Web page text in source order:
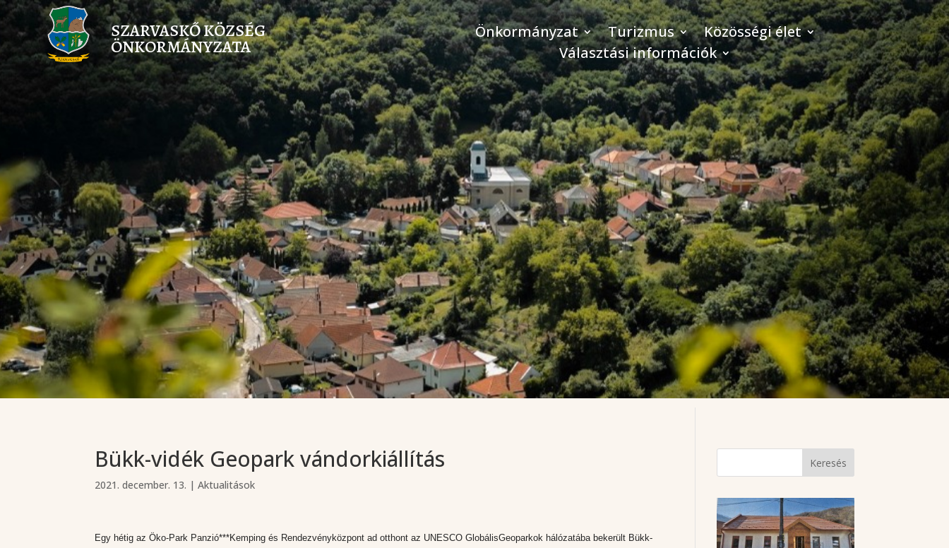
SZARVASKŐ KÖZSÉG
ÖNKORMÁNYZATA
Önkormányzat Turizmus
Közösségi élet
Választási információk
Bükk-vidék Geopark vándorkiállítás
2021. december. 13. |Aktualitások
Egy hétig az Öko-Park Panzió***Kemping és Rendezvényközpont ad otthont az UNESCO GlobálisGeoparkok hálózatába bekerült Bükk-